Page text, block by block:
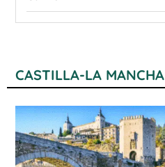
CASTILLA-LA MANCHA